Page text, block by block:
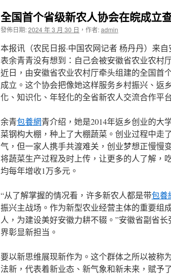
全国首个省级新农人协会在皖成立
發佈日期:2024 年 3 月 30 日 ， 作者:admin
本报讯（农民日报·中国农网记者 杨丹丹）来
表余青青没有想到：自己会被安徽省农业农村
近日，由安徽省农业农村厅牵头组建的全国
成立。这个协会把像她这样服务乡村振兴、返
化、知识化、年轻化的全省新农人交流合作平
余青包養網青介绍，她是2014年返乡创业的大
菜钢构大棚，种上了大棚蔬菜。创业过程中走
气，但一家人携手共渡难关，创业梦想正慢慢
将蔬菜生产过程及时上传，让更多的人了解，
均每年增收1万多元。
“从了解掌握的情况看，许多新农人都是带包養
振兴主战场。作为新型农业经营主体的重要组
人，为建设美好安徽力耕不辍。”安徽省副省
界彰显新担当。
要以新思维展现新作为。这个群体之所以被称
法新，代表着新业态、新气象和新未来，赋予